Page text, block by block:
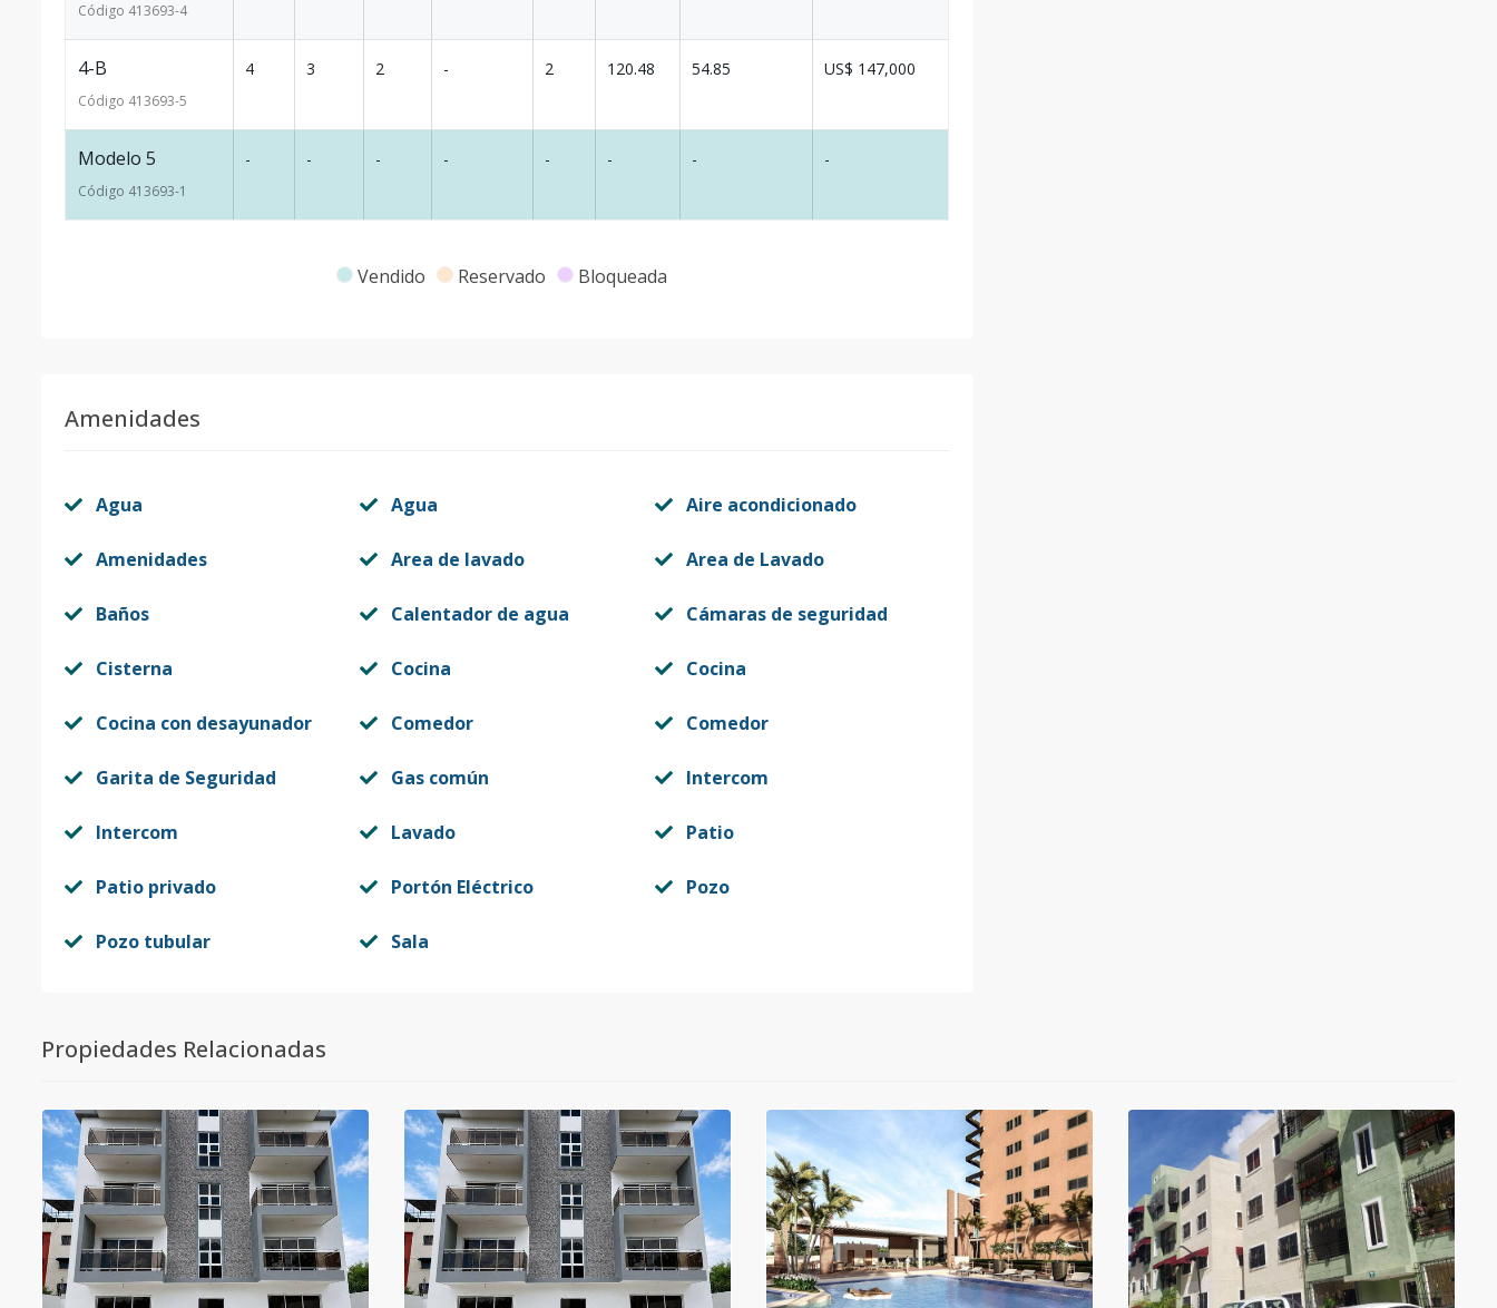
Código 413693-4
4-B
Código 413693-5
4 3 2 - 2 120.48 54.85 US$ 147,000
Modelo 5
Código 413693-1
- - - - - - - -
Vendido Reservado Bloqueada
Amenidades
Agua Agua Aire acondicionado
Amenidades Area de lavado Area de Lavado
Baños Calentador de agua Cámaras de seguridad
Cisterna Cocina Cocina
Cocina con desayunador Comedor Comedor
Garita de Seguridad Gas común Intercom
Intercom Lavado Patio
Patio privado Portón Eléctrico Pozo
Pozo tubular Sala
Propiedades Relacionadas